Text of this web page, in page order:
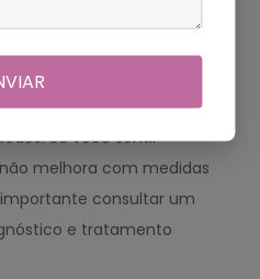
ou outra condição
pode ajudar a
Se você sentir
melhora com medidas
consultar um
e tratamento